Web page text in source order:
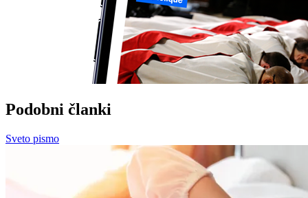
Podobni članki
Sveto pismo